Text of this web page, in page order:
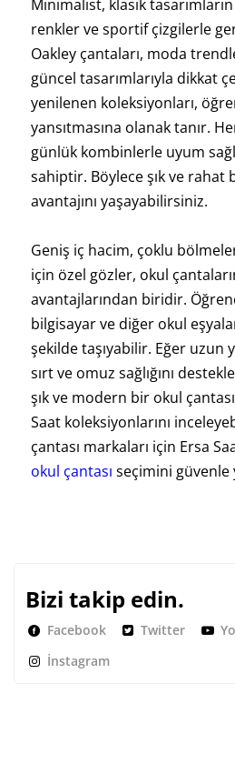
Minimalist, klasik
renkler ve sportif çizgilerle
Oakley çantaları, moda
güncel tasarımlarıyla dikkat
yenilenen koleksiyonları,
yansıtmasına olanak tanır.
günlük kombinlerle uyum
sahiptir. Böylece şık ve rahat
avantajını yaşayabilirsiniz.
Geniş iç hacim, çoklu
için özel gözler, okul
avantajlarından biridir.
bilgisayar ve diğer okul
şekilde taşıyabilir. Eğer uzun
sırt ve omuz sağlığını
şık ve modern bir okul
Saat koleksiyonlarını
çantası markaları için Ersa
okul çantası seçimini güvenle
Bizi takip edin.
Facebook Twitter
İnstagram